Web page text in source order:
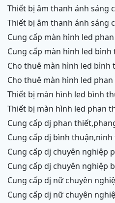
thiết bị âm thanh ánh sáng chuyên nghiệp phan
thiết,phang rang,ninh
thiết bị âm thanh ánh sáng chuyên nghiệp bình
thuận,ninh thuận
cung cấp màn hình led
cung cấp màn hình led
cho thuê màn hình led bình thuận,phang rang, ninh
thuận
cho thuê màn hình led
thiết bị màn hình led bình
thiết bị màn hình led phan
cung cấp dj phan
cung cấp dj bình
cung cấp dj chuyên nghiệp phan thiết,phang rang,ninh
chữ,vĩnh hy
cung cấp dj chuyên nghiệp
cung cấp dj nữ chuyên
cung cấp dj nữ chuyên